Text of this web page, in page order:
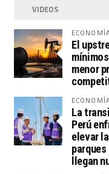
VIDEOS
El
menor
La
Perú
elevar
llegan